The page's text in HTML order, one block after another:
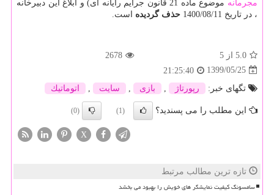
مجرمانه
موضوع ماده 21 قانون جرایم رایانه ای) و ابلاغ این دبیرخانه
، در تاریخ 1400/08/11
حذف گردیده است.
5.0 از 5
2678
1399/05/25
21:25:40
تگهای خبر:
رپورتاژ بازی سایت اتوماتیك
این مطلب را می پسندید؟ (1)
(0)
X
تازه ترین مطالب مرتبط
سامسونگ کیفیت نمایشگر های خویش را بهبود می بخشد